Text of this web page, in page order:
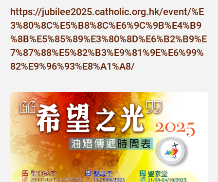
https://jubilee2025.catholic.org.hk/event/%E
3%80%8C%E5%B8%8C%E6%9C%9B%E4%B9
%8B%E5%85%89%E3%80%8D%E6%B2%B9%E
7%87%88%E5%82%B3%E9%81%9E%E6%99%
82%E9%96%93%E8%A1%A8/